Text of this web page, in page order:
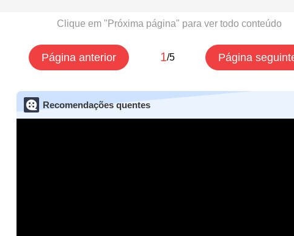
Clique em "Próxima página" para ver todo conteúdo
Página anterior 1/5 Página
Recomendações quentes